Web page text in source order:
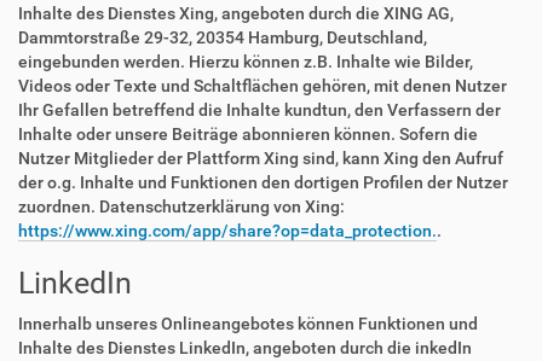
Inhalte des Dienstes Xing, angeboten durch die XING AG,
Dammtorstraße 29-32, 20354 Hamburg, Deutschland,
eingebunden werden. Hierzu können z.B. Inhalte wie Bilder,
Videos oder Texte und Schaltflächen gehören, mit denen Nutzer
Ihr Gefallen betreffend die Inhalte kundtun, den Verfassern der
Inhalte oder unsere Beiträge abonnieren können. Sofern die
Nutzer Mitglieder der Plattform Xing sind, kann Xing den Aufruf
der o.g. Inhalte und Funktionen den dortigen Profilen der Nutzer
zuordnen. Datenschutzerklärung von Xing:
https://www.xing.com/app/share?op=data_protection..
LinkedIn
Innerhalb unseres Onlineangebotes können Funktionen und
Inhalte des Dienstes LinkedIn, angeboten durch die inkedIn